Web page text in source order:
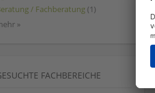
/ Fachberatung (1)
»
FACHBEREICHE